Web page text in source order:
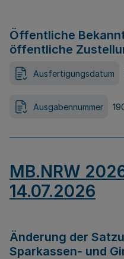
Öffentliche
öffentliche
Ausfertigungsdatum
Ausgabennummer
MB.NRW
14.07.2026
Änderung der
Sparkassen- und